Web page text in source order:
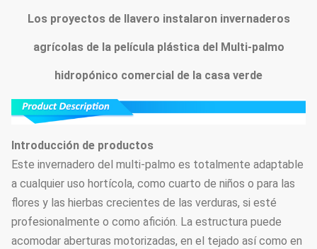
Los proyectos de llavero instalaron invernaderos
agrícolas de la película plástica del Multi-palmo
hidropónico comercial de la casa verde
Introducción de productos
Este invernadero del multi-palmo es totalmente adaptable
a cualquier uso hortícola, como cuarto de niños o para las
flores y las hierbas crecientes de las verduras, si esté
profesionalmente o como afición. La estructura puede
acomodar aberturas motorizadas, en el tejado así como en